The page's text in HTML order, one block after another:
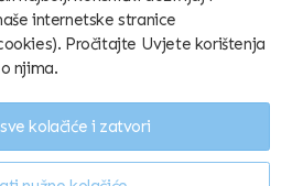
internetske stranice
Pročitajte Uvjete korištenja
njima.
kolačiće i zatvori
o sezoni)